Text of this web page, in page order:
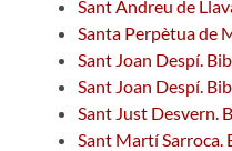
Sant Andreu de
Santa Perpètua de
Sant Joan Despí.
Sant Joan Despí.
Sant Just Desvern.
Sant Martí Sarroca.